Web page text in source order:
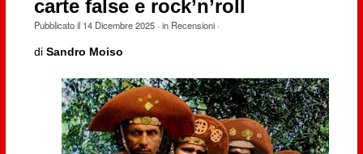
carte false e rock’n’roll
Pubblicato il 14 Dicembre 2025· in Recensioni·
di Sandro Moiso